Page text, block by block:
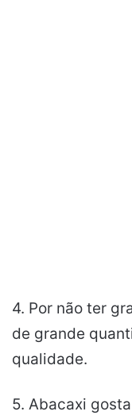
4. Por não ter
de grande
qualidade.
5. Abacaxi